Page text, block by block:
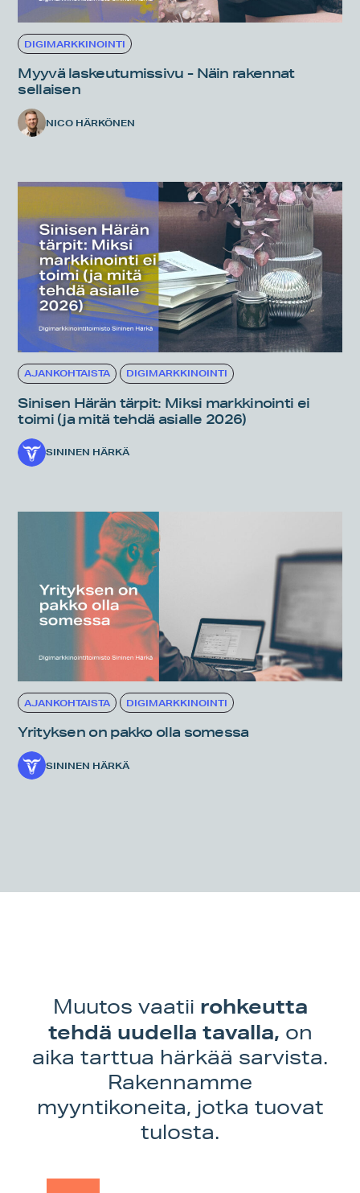
DIGIMARKKINOINTI
Myyvä laskeutumissivu - Näin rakennat
sellaisen
NICO HÄRKÖNEN
AJANKOHTAISTA DIGIMARKKINOINTI
Sinisen Härän tärpit: Miksi markkinointi ei
toimi (ja mitä tehdä asialle 2026)
SININEN HÄRKÄ
AJANKOHTAISTA DIGIMARKKINOINTI
Yrityksen on pakko olla somessa
SININEN HÄRKÄ
Muutos vaatii rohkeutta
tehdä uudella tavalla, on
aika tarttua härkää sarvista.
Rakennamme
myyntikoneita, jotka tuovat
tulosta.